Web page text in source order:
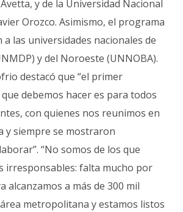
y de la Universidad Nacional
Orozco. Asimismo, el programa
a las universidades nacionales de
y del Noroeste (UNNOBA).
destacó que “el primer
debemos hacer es para todos
con quienes nos reunimos en
y siempre se mostraron
“No somos de los que
irresponsables: falta mucho por
alcanzamos a más de 300 mil
metropolitana y estamos listos